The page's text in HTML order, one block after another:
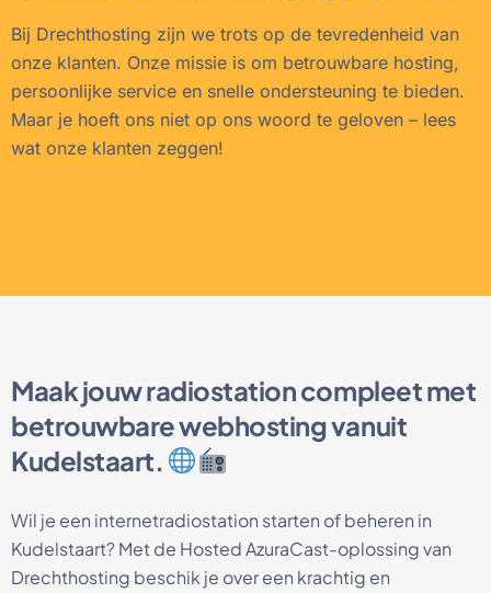
Bij Drechthosting zijn we trots op de tevredenheid van
onze klanten. Onze missie is om betrouwbare hosting,
persoonlijke service en snelle ondersteuning te bieden.
Maar je hoeft ons niet op ons woord te geloven – lees
wat onze klanten zeggen!
Maak jouw radiostation compleet met
betrouwbare webhosting vanuit
Kudelstaart.
Wil je een internetradiostation starten of beheren in
Kudelstaart? Met de Hosted AzuraCast-oplossing van
Drechthosting beschik je over een krachtig en